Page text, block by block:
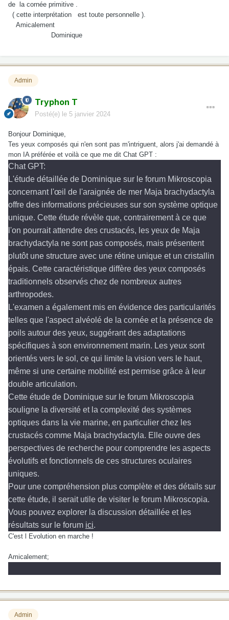
de la cornée primitive .
( cette interprétation est toute personnelle ).
Amicalement
Dominique
Admin
Tryphon T
Posté(e) le 5 janvier 2024
Bonjour Dominique,
Tes yeux composés qui n'en sont pas m'intriguent, alors j'ai demandé à
mon IA préférée et voilà ce que me dit Chat GPT :
Chat GPT:
L'étude détaillée de Dominique sur le forum Mikroscopia
concernant l'œil de l'araignée de mer Maja brachydactyla
offre des informations précieuses sur son système optique
unique. Cette étude révèle que, contrairement à ce que
l'on pourrait attendre des crustacés, les yeux de Maja
brachydactyla ne sont pas composés, mais présentent
plutôt une structure avec une rétine unique et un cristallin
épais. Cette caractéristique diffère des yeux composés
traditionnels observés chez de nombreux autres
arthropodes.
L'examen a également mis en évidence des particularités
telles que l'aspect alvéolé de la cornée et la présence de
poils autour des yeux, suggérant des adaptations
spécifiques à son environnement marin. Les yeux sont
orientés vers le sol, ce qui limite la vision vers le haut,
même si une certaine mobilité est permise grâce à leur
double articulation.
Cette étude de Dominique sur le forum Mikroscopia
souligne la diversité et la complexité des systèmes
optiques dans la vie marine, en particulier chez les
crustacés comme Maja brachydactyla. Elle ouvre des
perspectives de recherche pour comprendre les aspects
évolutifs et fonctionnels de ces structures oculaires
uniques.
Pour une compréhension plus complète et des détails sur
cette étude, il serait utile de visiter le forum Mikroscopia.
Vous pouvez explorer la discussion détaillée et les
résultats sur le forum ici.
C'est l Evolution en marche !
Amicalement;
Admin